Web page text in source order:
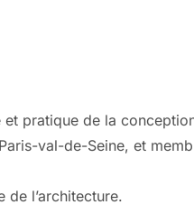
et pratique de la
val-de-Seine, et
de l’architecture.